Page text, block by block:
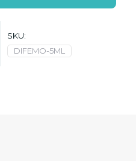
SKU:
DIFEMO-5ML